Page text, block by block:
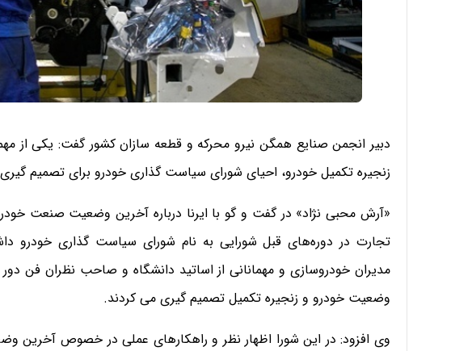
دبیر انجمن صنایع همگن نیرو محرکه و قطعه سازان کشور گفت: یکی از
زنجیره تکمیل خودرو، احیای شورای سیاست گذاری خودرو برای تصمیم
«آرش محبی نژاد» در گفت و گو با ایرنا درباره آخرین وضعیت صنعت
تجارت در دوره‌های قبل شورایی به نام شورای سیاست گذاری
مدیران خودروسازی و مهمانانی از اساتید دانشگاه و صاحب نظران
وضعیت خودرو و زنجیره تکمیل تصمیم گیری می کردند.
وی افزود: در این شورا اظهار نظر و راهکارهای عملی در خصوص آخرین